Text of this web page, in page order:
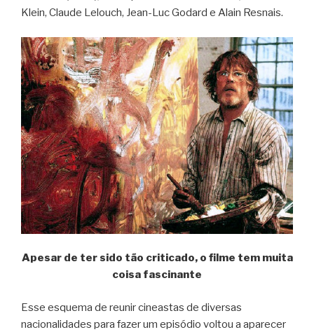
Klein, Claude Lelouch, Jean-Luc Godard e Alain Resnais.
Apesar de ter sido tão criticado, o filme tem muita
coisa fascinante
Esse esquema de reunir cineastas de diversas
nacionalidades para fazer um episódio voltou a aparecer